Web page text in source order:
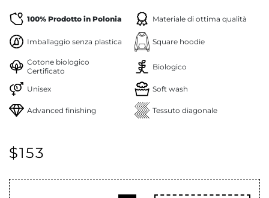
100% Prodotto in Polonia Materiale di ottima qualità
Imballaggio senza plastica Square hoodie
Cotone biologico
Certificato
Biologico
Unisex Soft wash
Advanced finishing Tessuto diagonale
$153